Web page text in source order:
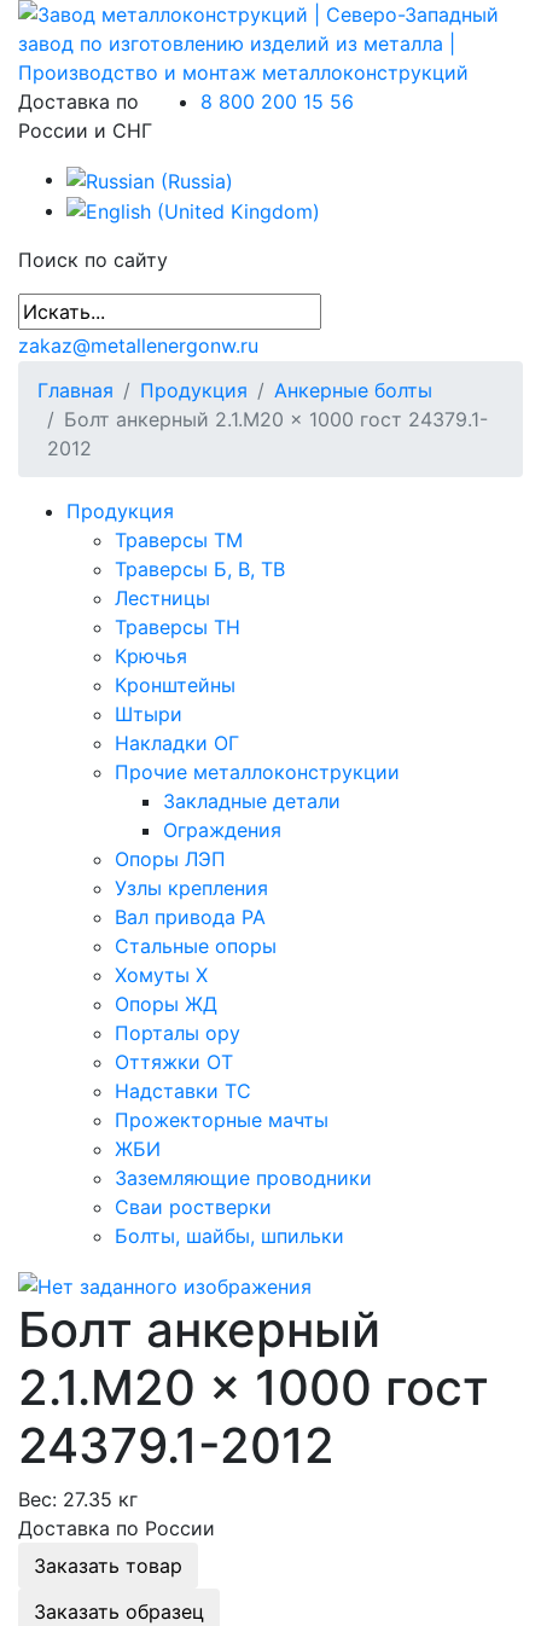
Доставка по
России и СНГ
8 800 200 15 56
Поиск по сайту
zakaz@metallenergonw.ru
Главная
Продукция
Анкерные болты
Болт анкерный 2.1.М20 × 1000 гост 24379.1-
2012
Продукция
Траверсы ТМ
Траверсы Б, В, ТВ
Лестницы
Траверсы ТН
Крючья
Кронштейны
Штыри
Накладки ОГ
Прочие металлоконструкции
Закладные детали
Ограждения
Опоры ЛЭП
Узлы крепления
Вал привода РА
Стальные опоры
Хомуты Х
Опоры ЖД
Порталы ору
Оттяжки ОТ
Надставки ТС
Прожекторные мачты
ЖБИ
Заземляющие проводники
Сваи ростверки
Болты, шайбы, шпильки
Болт анкерный
2.1.М20 × 1000 гост
24379.1-2012
Вес: 27.35 кг
Доставка по России
Заказать товар
Заказать образец